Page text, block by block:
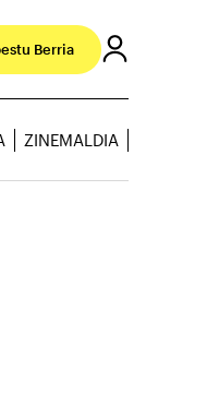
Berria
ZINEMALDIA